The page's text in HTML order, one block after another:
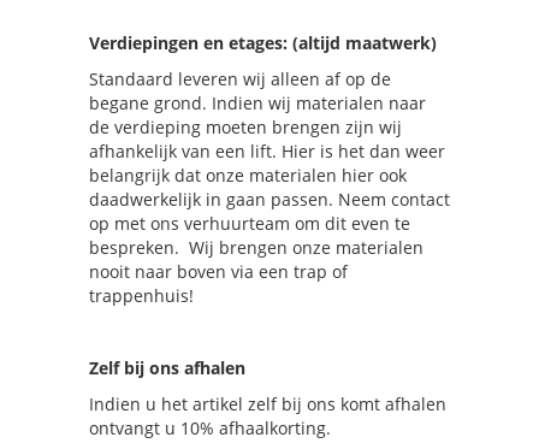
Verdiepingen en etages: (altijd maatwerk)
Standaard leveren wij alleen af op de
begane grond. Indien wij materialen naar
de verdieping moeten brengen zijn wij
afhankelijk van een lift. Hier is het dan weer
belangrijk dat onze materialen hier ook
daadwerkelijk in gaan passen. Neem contact
op met ons verhuurteam om dit even te
bespreken. Wij brengen onze materialen
nooit naar boven via een trap of
trappenhuis!
Zelf bij ons afhalen
Indien u het artikel zelf bij ons komt afhalen
ontvangt u 10% afhaalkorting.